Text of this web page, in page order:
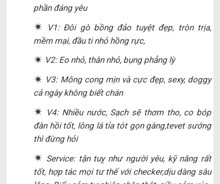
phần đáng yêu
V1: Đôi gò bồng đảo tuyệt đẹp, tròn trịa,
mềm mại, đầu ti nhỏ hồng rực,
V2: Eo nhỏ, thân nhỏ, bụng phẳng lỳ
V3: Mông cong mịn và cực đẹp, sexy, doggy
cả ngày không biết chán
V4: Nhiều nước, Sạch sẽ thơm tho, co bóp
đàn hồi tốt, lông lá tỉa tót gọn gàng,tevet sướng
thì đừng hỏi
Service: tận tuỵ như người yêu, kỹ năng rất
tốt, hợp tác mọi tư thế với checker,dịu dàng sâu